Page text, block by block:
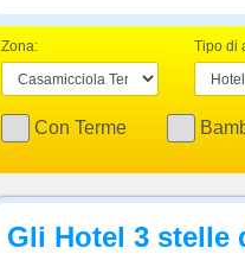
Zona: Tipo di
Con Terme
Gli Hotel 3 stelle